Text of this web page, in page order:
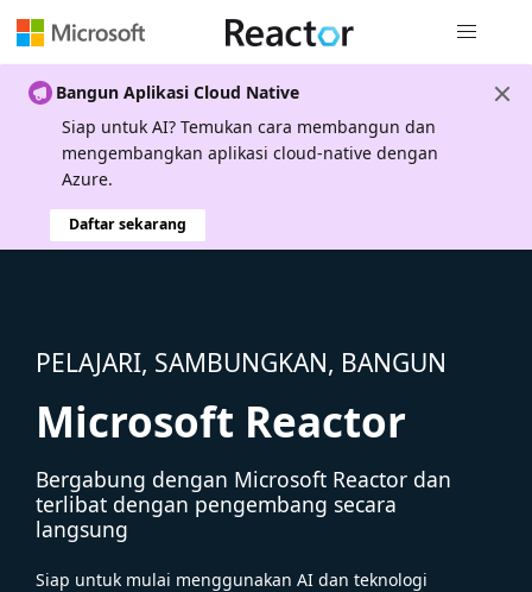
Bangun Aplikasi Cloud Native
Siap untuk AI? Temukan cara membangun dan
mengembangkan aplikasi cloud-native dengan
Azure.
Daftar sekarang
PELAJARI, SAMBUNGKAN, BANGUN
Microsoft Reactor
Bergabung dengan Microsoft Reactor dan
terlibat dengan pengembang secara
langsung
Siap untuk mulai menggunakan AI dan teknologi